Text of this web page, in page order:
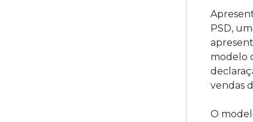
PSD,
modelo
vendas
O